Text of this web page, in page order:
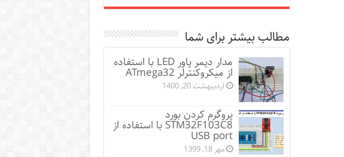
مطالب بیشتر برای شما
مدار دیمر پاور LED با استفاده
از میکروکنترلر ATmega32
اردیبهشت 20, 1400
پروگرم کردن بورد
STM32F103C8 با استفاده از
USB port
مهر 18, 1399